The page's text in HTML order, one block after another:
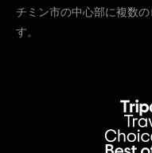
チミン市の中心部に複数
す。